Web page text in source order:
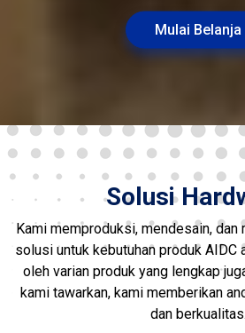
Mulai Belanja
Solusi
Kami memproduksi, mendesain, dan
solusi untuk kebutuhan produk AIDC
oleh varian produk yang lengkap
kami tawarkan, kami memberikan
dan berkualitas.